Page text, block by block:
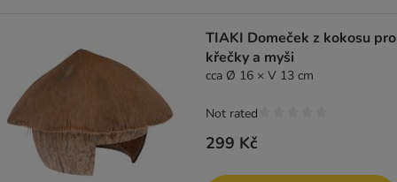
TIAKI Domeček z kokosu pro
křečky a myši
cca Ø 16 × V 13 cm
299 Kč
Not rated